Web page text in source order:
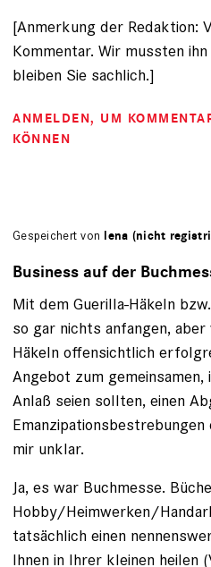
[Anmerkung der Redaktion:
Kommentar. Wir mussten
bleiben Sie sachlich.]
ANMELDEN, UM
KÖNNEN
Gespeichert von lena (nicht
Business auf der
Mit dem Guerilla-Häkeln
so gar nichts anfangen,
Häkeln offensichtlich
Angebot zum
Anlaß seien sollten, einen
mir unklar.
Ja, es war Buchmesse.
Hobby/Heimwerken/
tatsächlich einen
Ihnen in Ihrer kleinen heilen